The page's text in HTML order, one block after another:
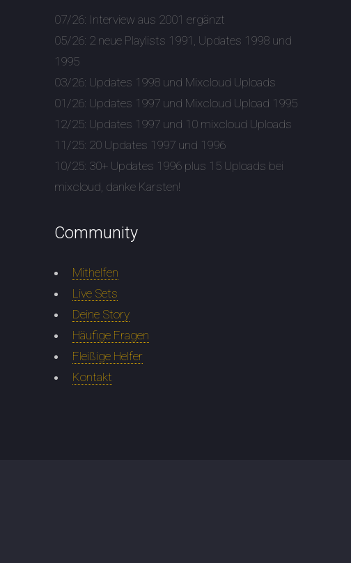
07/26: Interview aus 2001 ergänzt
05/26: 2 neue Playlists 1991, Updates 1998 und
1995
03/26: Updates 1998 und Mixcloud Uploads
01/26: Updates 1997 und Mixcloud Upload 1995
12/25: Updates 1997 und 10 mixcloud Uploads
11/25: 20 Updates 1997 und 1996
10/25: 30+ Updates 1996 plus 15 Uploads bei
mixcloud, danke Karsten!
Community
Mithelfen
Live Sets
Deine Story
Häufige Fragen
Fleißige Helfer
Kontakt